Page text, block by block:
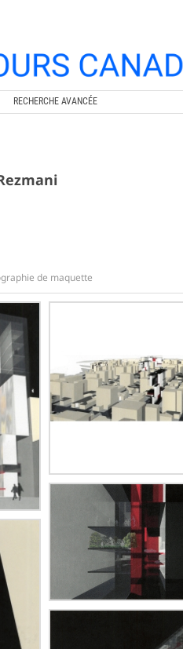
RECHERCHE AVANCÉE
de maquette